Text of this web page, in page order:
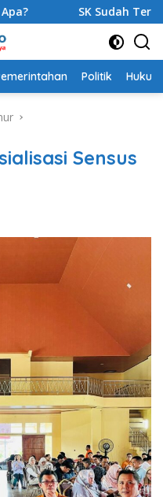
Sudah Terbit, Baru Digelar
Politik
Sensus